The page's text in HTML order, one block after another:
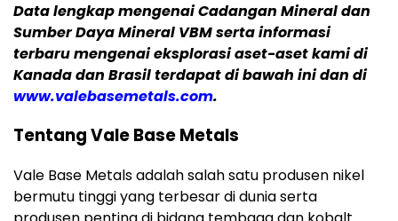
Data lengkap mengenai Cadangan Mineral dan
Sumber Daya Mineral VBM serta informasi
terbaru mengenai eksplorasi aset-aset kami di
Kanada dan Brasil terdapat di bawah ini dan di
www.valebasemetals.com.
Tentang Vale Base Metals
Vale Base Metals adalah salah satu produsen nikel
bermutu tinggi yang terbesar di dunia serta